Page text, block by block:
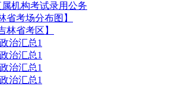
机构考试录用公务
省考场分布图】
林省考区】
治汇总1
治汇总1
治汇总1
治汇总1